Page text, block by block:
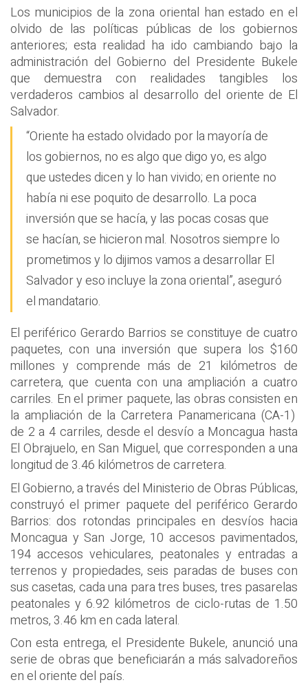
Los municipios de la zona oriental han estado en el
olvido de las políticas públicas de los gobiernos
anteriores; esta realidad ha ido cambiando bajo la
administración del Gobierno del Presidente Bukele
que demuestra con realidades tangibles los
verdaderos cambios al desarrollo del oriente de El
Salvador.
“Oriente ha estado olvidado por la mayoría de
los gobiernos, no es algo que digo yo, es algo
que ustedes dicen y lo han vivido; en oriente no
había ni ese poquito de desarrollo. La poca
inversión que se hacía, y las pocas cosas que
se hacían, se hicieron mal. Nosotros siempre lo
prometimos y lo dijimos vamos a desarrollar El
Salvador y eso incluye la zona oriental”, aseguró
el mandatario.
El periférico Gerardo Barrios se constituye de cuatro
paquetes, con una inversión que supera los $160
millones y comprende más de 21 kilómetros de
carretera, que cuenta con una ampliación a cuatro
carriles. En el primer paquete, las obras consisten en
la ampliación de la Carretera Panamericana (CA-1)
de 2 a 4 carriles, desde el desvío a Moncagua hasta
El Obrajuelo, en San Miguel, que corresponden a una
longitud de 3.46 kilómetros de carretera.
El Gobierno, a través del Ministerio de Obras Públicas,
construyó el primer paquete del periférico Gerardo
Barrios: dos rotondas principales en desvíos hacia
Moncagua y San Jorge, 10 accesos pavimentados,
194 accesos vehiculares, peatonales y entradas a
terrenos y propiedades, seis paradas de buses con
sus casetas, cada una para tres buses, tres pasarelas
peatonales y 6.92 kilómetros de ciclo-rutas de 1.50
metros, 3.46 km en cada lateral.
Con esta entrega, el Presidente Bukele, anunció una
serie de obras que beneficiarán a más salvadoreños
en el oriente del país.